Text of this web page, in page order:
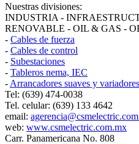
Nuestras divisiones:
INDUSTRIA -
RENOVABLE - OIL & GAS -
- Cables de fuerza
- Cables de control
- Subestaciones
- Tableros nema, IEC
- Arrancadores suaves y variadores
Tel: (639) 474-0038
Tel. celular: (639) 133 4642
email:
web: www.csmelectric.com.mx
Carr. Panamericana No. 808